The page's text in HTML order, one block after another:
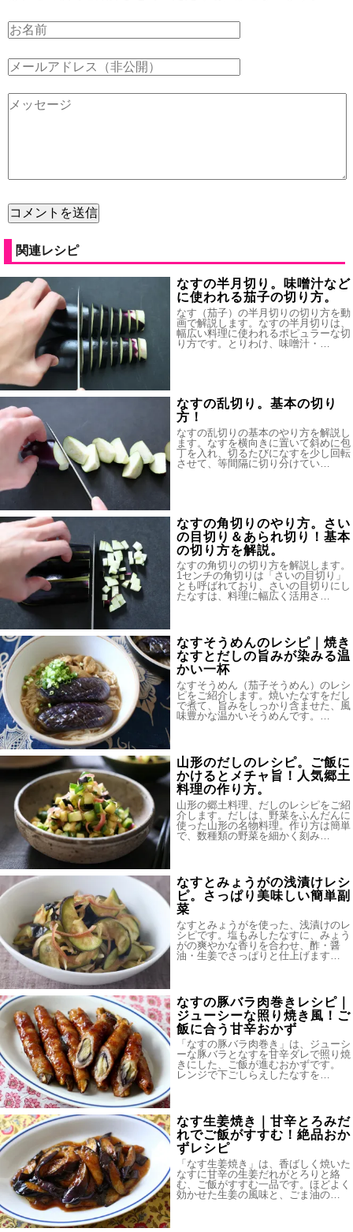
関連レシピ
なすの半月切り。味噌汁など
に使われる茄子の切り方。
なす（茄子）の半月切りの切り方を動
画で解説します。なすの半月切りは、
幅広い料理に使われるポピュラーな切
り方です。とりわけ、味噌汁・…
なすの乱切り。基本の切り
方！
なすの乱切りの基本のやり方を解説し
ます。なすを横向きに置いて斜めに包
丁を入れ、切るたびになすを少し回転
させて、等間隔に切り分けてい…
なすの角切りのやり方。さい
の目切り＆あられ切り！基本
の切り方を解説。
なすの角切りの切り方を解説します。
1センチの角切りは「さいの目切り」
とも呼ばれており、さいの目切りにし
たなすは、料理に幅広く活用さ…
なすそうめんのレシピ｜焼き
なすとだしの旨みが染みる温
かい一杯
なすそうめん（茄子そうめん）のレシ
ピをご紹介します。焼いたなすをだし
で煮て、旨みをしっかり含ませた、風
味豊かな温かいそうめんです。…
山形のだしのレシピ。ご飯に
かけるとメチャ旨！人気郷土
料理の作り方。
山形の郷土料理、だしのレシピをご紹
介します。だしは、野菜をふんだんに
使った山形の名物料理。作り方は簡単
で、数種類の野菜を細かく刻み…
なすとみょうがの浅漬けレシ
ピ。さっぱり美味しい簡単副
菜
なすとみょうがを使った、浅漬けのレ
シピです。塩もみしたなすに、みょう
がの爽やかな香りを合わせ、酢・醤
油・生姜でさっぱりと仕上げます…
なすの豚バラ肉巻きレシピ｜
ジューシーな照り焼き風！ご
飯に合う甘辛おかず
「なすの豚バラ肉巻き」は、ジューシ
ーな豚バラとなすを甘辛ダレで照り焼
きにした、ご飯が進むおかずです。
レンジで下ごしらえしたなすを…
なす生姜焼き｜甘辛とろみだ
れでご飯がすすむ！絶品おか
ずレシピ
「なす生姜焼き」は、香ばしく焼いた
なすに甘辛の生姜だれがとろりと絡
む、ご飯がすすむ一品です。ほどよく
効かせた生姜の風味と、ごま油の…